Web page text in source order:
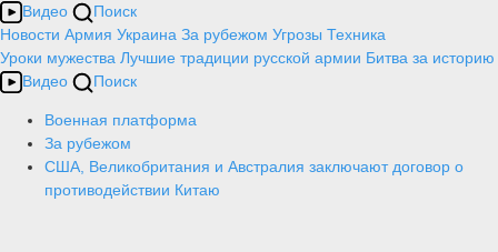
Видео
Поиск
Новости Армия Украина За рубежом Угрозы Техника
Уроки мужества Лучшие традиции русской армии Битва за историю
Видео
Поиск
Военная платформа
За рубежом
США, Великобритания и Австралия заключают договор о
противодействии Китаю